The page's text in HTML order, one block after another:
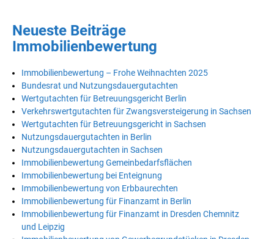
Neueste Beiträge
Immobilienbewertung
Immobilienbewertung – Frohe Weihnachten 2025
Bundesrat und Nutzungsdauergutachten
Wertgutachten für Betreuungsgericht Berlin
Verkehrswertgutachten für Zwangsversteigerung in Sachsen
Wertgutachten für Betreuungsgericht in Sachsen
Nutzungsdauergutachten in Berlin
Nutzungsdauergutachten in Sachsen
Immobilienbewertung Gemeinbedarfsflächen
Immobilienbewertung bei Enteignung
Immobilienbewertung von Erbbaurechten
Immobilienbewertung für Finanzamt in Berlin
Immobilienbewertung für Finanzamt in Dresden Chemnitz
und Leipzig